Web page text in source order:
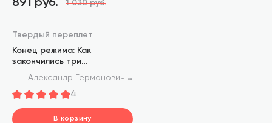
891 руб. 1 030 руб.
Твердый переплет
Конец режима: Как
закончились три
европейские диктатуры
Александр Германович Баунов
4
В корзину